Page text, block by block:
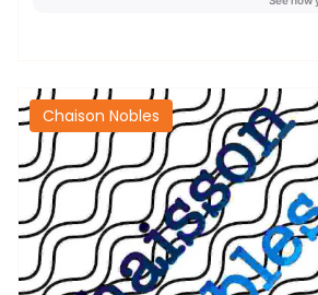
Chaison Nobles